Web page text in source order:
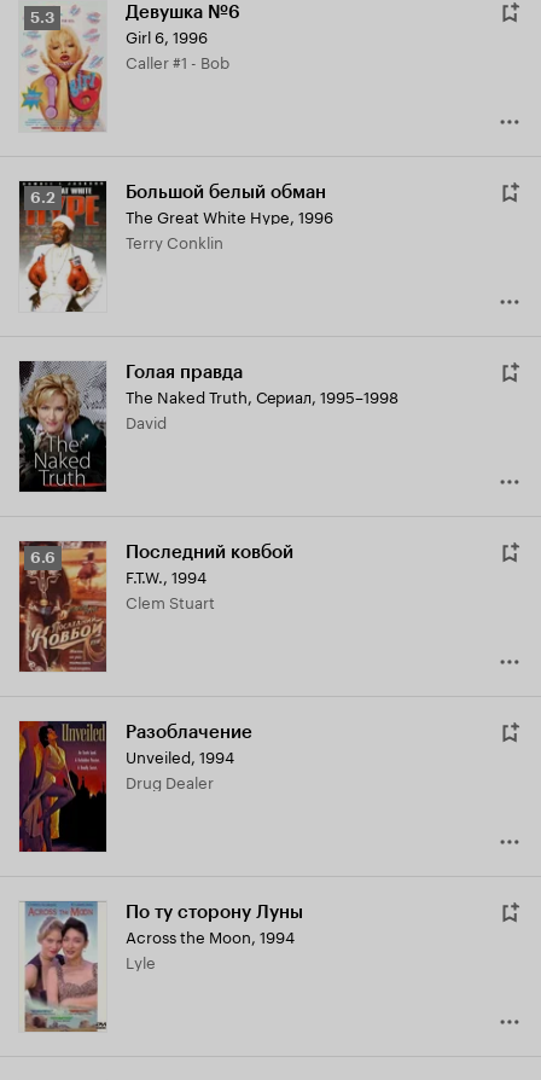
Рейтинг
Кинопоиска
5.3
5.3 Девушка №6
Girl 6, 1996
Caller #1 - Bob
Рейтинг
Кинопоиска
6.2
6.2 Большой белый обман
The Great White Hype, 1996
Terry Conklin
Голая правда
The Naked Truth, Сериал, 1995–1998
David
Рейтинг
Кинопоиска
6.6
6.6 Последний ковбой
F.T.W., 1994
Clem Stuart
Разоблачение
Unveiled, 1994
Drug Dealer
По ту сторону Луны
Across the Moon, 1994
Lyle